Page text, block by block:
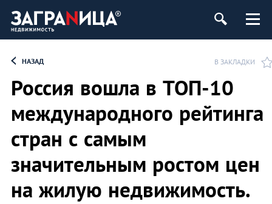
НАЗАД В ЗАКЛАДКИ
Россия вошла в ТОП-10
международного рейтинга
стран с самым
значительным ростом цен
на жилую недвижимость.